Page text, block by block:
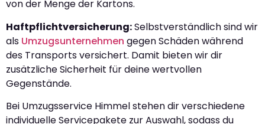
von der Menge der Kartons.
Haftpflichtversicherung:Selbstverständlich sind wir
als Umzugsunternehmen gegen Schäden während
des Transports versichert. Damit bieten wir dir
zusätzliche Sicherheit für deine wertvollen
Gegenstände.
Bei Umzugsservice Himmel stehen dir verschiedene
individuelle Servicepakete zur Auswahl, sodass du